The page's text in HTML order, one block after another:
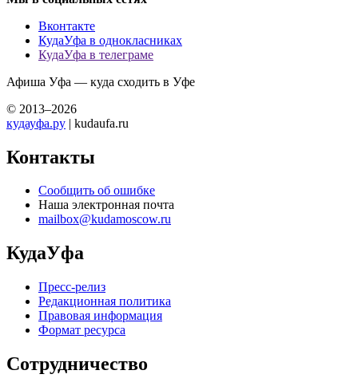
Вконтакте
КудаУфа в однокласниках
КудаУфа в телеграме
Афиша Уфа — куда сходить в Уфе
© 2013–2026
кудауфа.ру | kudaufa.ru
Контакты
Сообщить об ошибке
Наша электронная почта
mailbox@kudamoscow.ru
КудаУфа
Пресс-релиз
Редакционная политика
Правовая информация
Формат ресурса
Сотрудничество